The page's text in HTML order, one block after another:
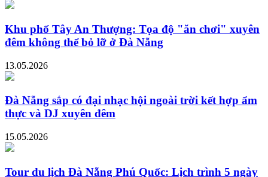
Khu phố Tây An Thượng: Tọa độ "ăn chơi" xuyên
đêm không thể bỏ lỡ ở Đà Nẵng
13.05.2026
Đà Nẵng sắp có đại nhạc hội ngoài trời kết hợp ẩm
thực và DJ xuyên đêm
15.05.2026
Tour du lịch Đà Nẵng Phú Quốc: Lịch trình 5 ngày